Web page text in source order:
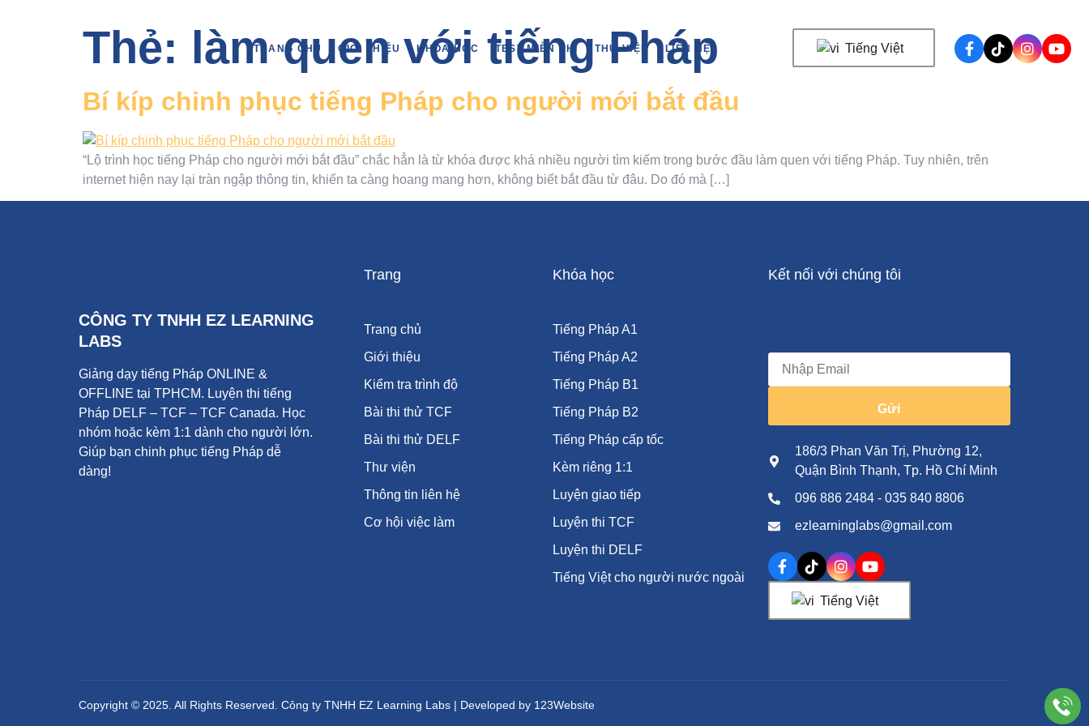
TRANG CHỦ GIỚI THIỆU KHÓA HỌC TEST MIỄN PHÍ THƯ VIỆN LIÊN HỆ Tiếng Việt
Thẻ: làm quen với tiếng Pháp
Bí kíp chinh phục tiếng Pháp cho người mới bắt đầu
“Lộ trình học tiếng Pháp cho người mới bắt đầu” chắc hẳn là từ khóa được khá nhiều người tìm kiếm trong bước đầu làm quen với tiếng Pháp. Tuy nhiên, trên
internet hiện nay lại tràn ngập thông tin, khiến ta càng hoang mang hơn, không biết bắt đầu từ đâu. Do đó mà […]
CÔNG TY TNHH EZ LEARNING
LABS
Giảng dạy tiếng Pháp ONLINE &
OFFLINE tại TPHCM. Luyện thi tiếng
Pháp DELF – TCF – TCF Canada. Học
nhóm hoặc kèm 1:1 dành cho người lớn.
Giúp bạn chinh phục tiếng Pháp dễ
dàng!
Trang
Trang chủ
Giới thiệu
Kiểm tra trình độ
Bài thi thử TCF
Bài thi thử DELF
Thư viện
Thông tin liên hệ
Cơ hội việc làm
Khóa học
Tiếng Pháp A1
Tiếng Pháp A2
Tiếng Pháp B1
Tiếng Pháp B2
Tiếng Pháp cấp tốc
Kèm riêng 1:1
Luyện giao tiếp
Luyện thi TCF
Luyện thi DELF
Tiếng Việt cho người nước ngoài
Kết nối với chúng tôi
Gửi
186/3 Phan Văn Trị, Phường 12,
Quận Bình Thạnh, Tp. Hồ Chí Minh
096 886 2484 - 035 840 8806
ezlearninglabs@gmail.com
Tiếng Việt
Copyright © 2025. All Rights Reserved. Công ty TNHH EZ Learning Labs | Developed by 123Website